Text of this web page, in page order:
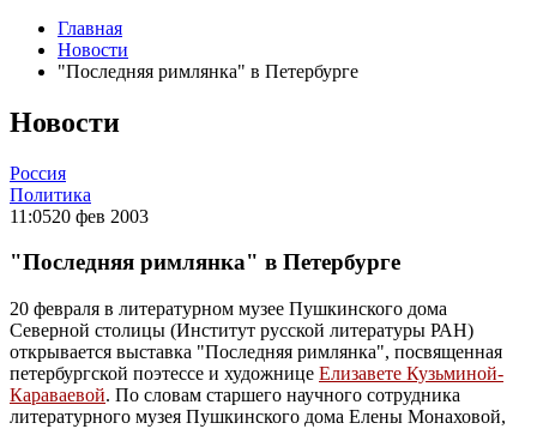
Главная
Новости
"Последняя римлянка" в Петербурге
Новости
Россия
Политика
11:0520 фев 2003
"Последняя римлянка" в Петербурге
20 февраля в литературном музее Пушкинского дома
Северной столицы (Институт русской литературы РАН)
открывается выставка "Последняя римлянка", посвященная
петербургской поэтессе и художнице Елизавете Кузьминой-
Караваевой. По словам старшего научного сотрудника
литературного музея Пушкинского дома Елены Монаховой,